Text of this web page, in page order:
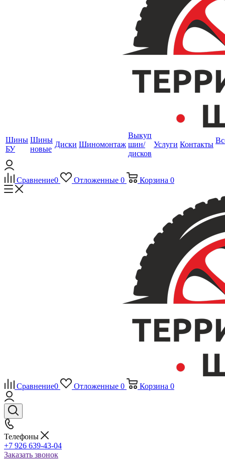
Шины
БУ
Шины
новые
Диски Шиномонтаж
Выкуп
шин/
дисков
Услуги Контакты
Сравнение0 Отложенные 0 Корзина 0
Сравнение0 Отложенные 0 Корзина 0
Телефоны
+7 926 639-43-04
Заказать звонок